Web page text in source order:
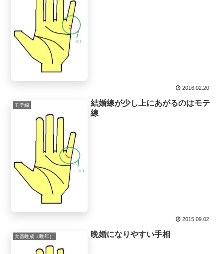
2016.02.20
モテ線
結婚線が少し上にあがるのはモテ
線
2015.09.02
大器晩成（晩年） 晩婚になりやすい手相